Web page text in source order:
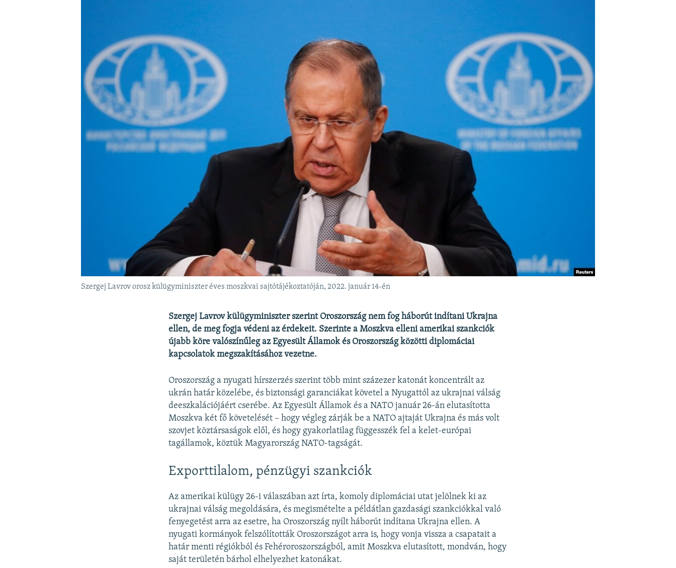
Szergej Lavrov orosz külügyminiszter éves moszkvai sajtótájékoztatóján, 2022. január 14-én
Szergej Lavrov külügyminiszter szerint Oroszország nem fog háborút indítani Ukrajna
ellen, de meg fogja védeni az érdekeit. Szerinte a Moszkva elleni amerikai szankciók
újabb köre valószínűleg az Egyesült Államok és Oroszország közötti diplomáciai
kapcsolatok megszakításához vezetne.
Oroszország a nyugati hírszerzés szerint több mint százezer katonát koncentrált az
ukrán határ közelébe, és biztonsági garanciákat követel a Nyugattól az ukrajnai válság
deeszkalációjáért cserébe. Az Egyesült Államok és a NATO január 26-án elutasította
Moszkva két fő követelését – hogy végleg zárják be a NATO ajtaját Ukrajna és más volt
szovjet köztársaságok elől, és hogy gyakorlatilag függesszék fel a kelet-európai
tagállamok, köztük Magyarország NATO-tagságát.
Exporttilalom, pénzügyi szankciók
Az amerikai külügy 26-i válaszában azt írta, komoly diplomáciai utat jelölnek ki az
ukrajnai válság megoldására, és megismételte a példátlan gazdasági szankciókkal való
fenyegetést arra az esetre, ha Oroszország nyílt háborút indítana Ukrajna ellen. A
nyugati kormányok felszólították Oroszországot arra is, hogy vonja vissza a csapatait a
határ menti régiókból és Fehéroroszországból, amit Moszkva elutasított, mondván, hogy
saját területén bárhol elhelyezhet katonákat.